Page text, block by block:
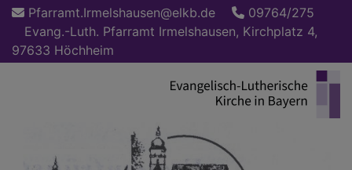
Direkt
Inhalt
Pfarramt.Irmelshausen@elkb.de
09764/275
Evang.-Luth. Pfarramt Irmelshausen, Kirchplatz 4,
97633 Höchheim